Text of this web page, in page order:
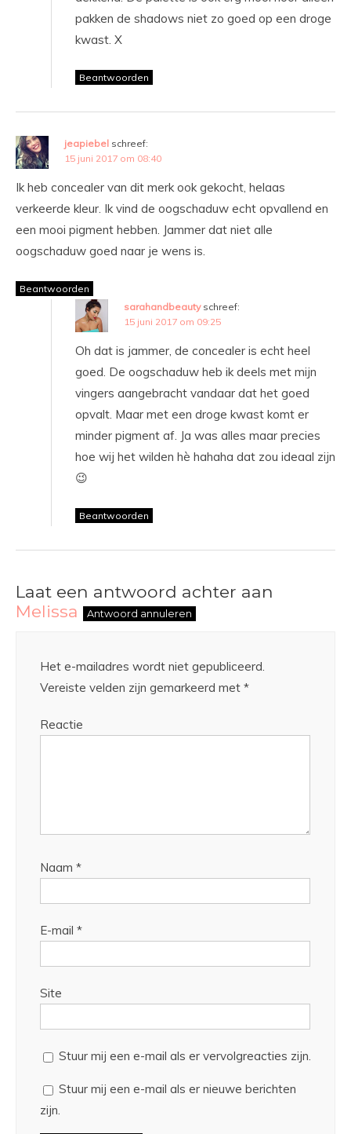
pakken de shadows niet zo goed op een droge
kwast. X
Beantwoorden
jeapiebel schreef:
15 juni 2017 om 08:40
Ik heb concealer van dit merk ook gekocht, helaas
verkeerde kleur. Ik vind de oogschaduw echt opvallend en
een mooi pigment hebben. Jammer dat niet alle
oogschaduw goed naar je wens is.
Beantwoorden
sarahandbeauty schreef:
15 juni 2017 om 09:25
Oh dat is jammer, de concealer is echt heel
goed. De oogschaduw heb ik deels met mijn
vingers aangebracht vandaar dat het goed
opvalt. Maar met een droge kwast komt er
minder pigment af. Ja was alles maar precies
hoe wij het wilden hè hahaha dat zou ideaal zijn
😉
Beantwoorden
Laat een antwoord achter aan
Melissa
Antwoord annuleren
Het e-mailadres wordt niet gepubliceerd.
Vereiste velden zijn gemarkeerd met *
Reactie
Naam *
E-mail *
Site
Stuur mij een e-mail als er vervolgreacties zijn.
Stuur mij een e-mail als er nieuwe berichten
zijn.